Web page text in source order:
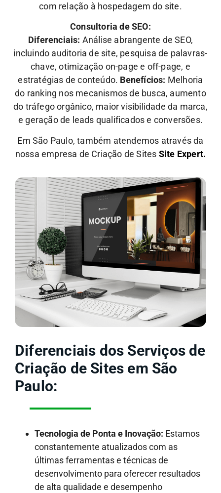
com relação à hospedagem do site.
Consultoria de SEO:
Diferenciais: Análise abrangente de SEO,
incluindo auditoria de site, pesquisa de palavras-
chave, otimização on-page e off-page, e
estratégias de conteúdo. Benefícios: Melhoria
do ranking nos mecanismos de busca, aumento
do tráfego orgânico, maior visibilidade da marca,
e geração de leads qualificados e conversões.
Em São Paulo, também atendemos através da
nossa empresa de Criação de Sites Site Expert.
Diferenciais dos Serviços de
Criação de Sites em São
Paulo:
Tecnologia de Ponta e Inovação: Estamos
constantemente atualizados com as
últimas ferramentas e técnicas de
desenvolvimento para oferecer resultados
de alta qualidade e desempenho